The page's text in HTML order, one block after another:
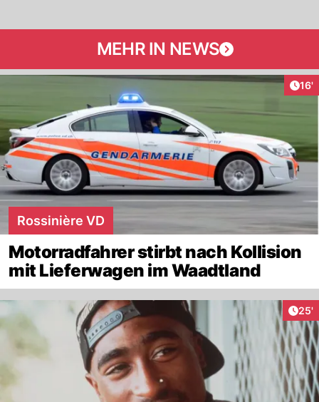
MEHR IN NEWS
16'
Rossinière VD
Motorradfahrer stirbt nach Kollision
mit Lieferwagen im Waadtland
25'